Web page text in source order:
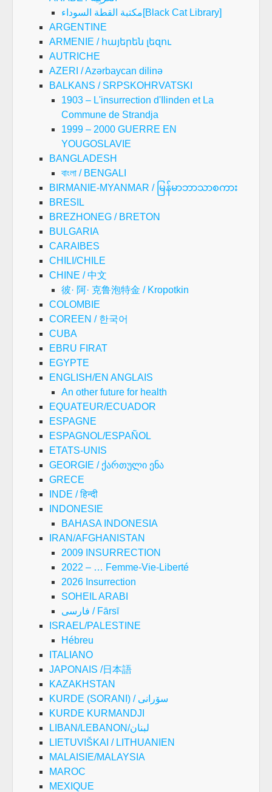
مكتبة القطة السوداء[Black Cat Library]
ARGENTINE
ARMENIE / հայերեն լեզու
AUTRICHE
AZERI / Azərbaycan dilinə
BALKANS / SRPSKOHRVATSKI
1903 – L'insurrection d'Ilinden et La
Commune de Strandja
1999 – 2000 GUERRE EN
YOUGOSLAVIE
BANGLADESH
বাংলা / BENGALI
BIRMANIE-MYANMAR / မြန်မာဘာသာစကား
BRESIL
BREZHONEG / BRETON
BULGARIA
CARAIBES
CHILI/CHILE
CHINE / 中文
彼· 阿· 克鲁泡特金 / Kropotkin
COLOMBIE
COREEN / 한국어
CUBA
EBRU FIRAT
EGYPTE
ENGLISH/EN ANGLAIS
An other future for health
EQUATEUR/ECUADOR
ESPAGNE
ESPAGNOL/ESPAÑOL
ETATS-UNIS
GEORGIE / ქართული ენა
GRECE
INDE / हिन्दी
INDONESIE
BAHASA INDONESIA
IRAN/AFGHANISTAN
2009 INSURRECTION
2022 – … Femme-Vie-Liberté
2026 Insurrection
SOHEIL ARABI
فارسی / Fārsī
ISRAEL/PALESTINE
Hébreu
ITALIANO
JAPONAIS /日本語
KAZAKHSTAN
KURDE (SORANI) / سۆرانی
KURDE KURMANDJI
LIBAN/LEBANON/لبنان
LIETUVIŠKAI / LITHUANIEN
MALAISIE/MALAYSIA
MAROC
MEXIQUE